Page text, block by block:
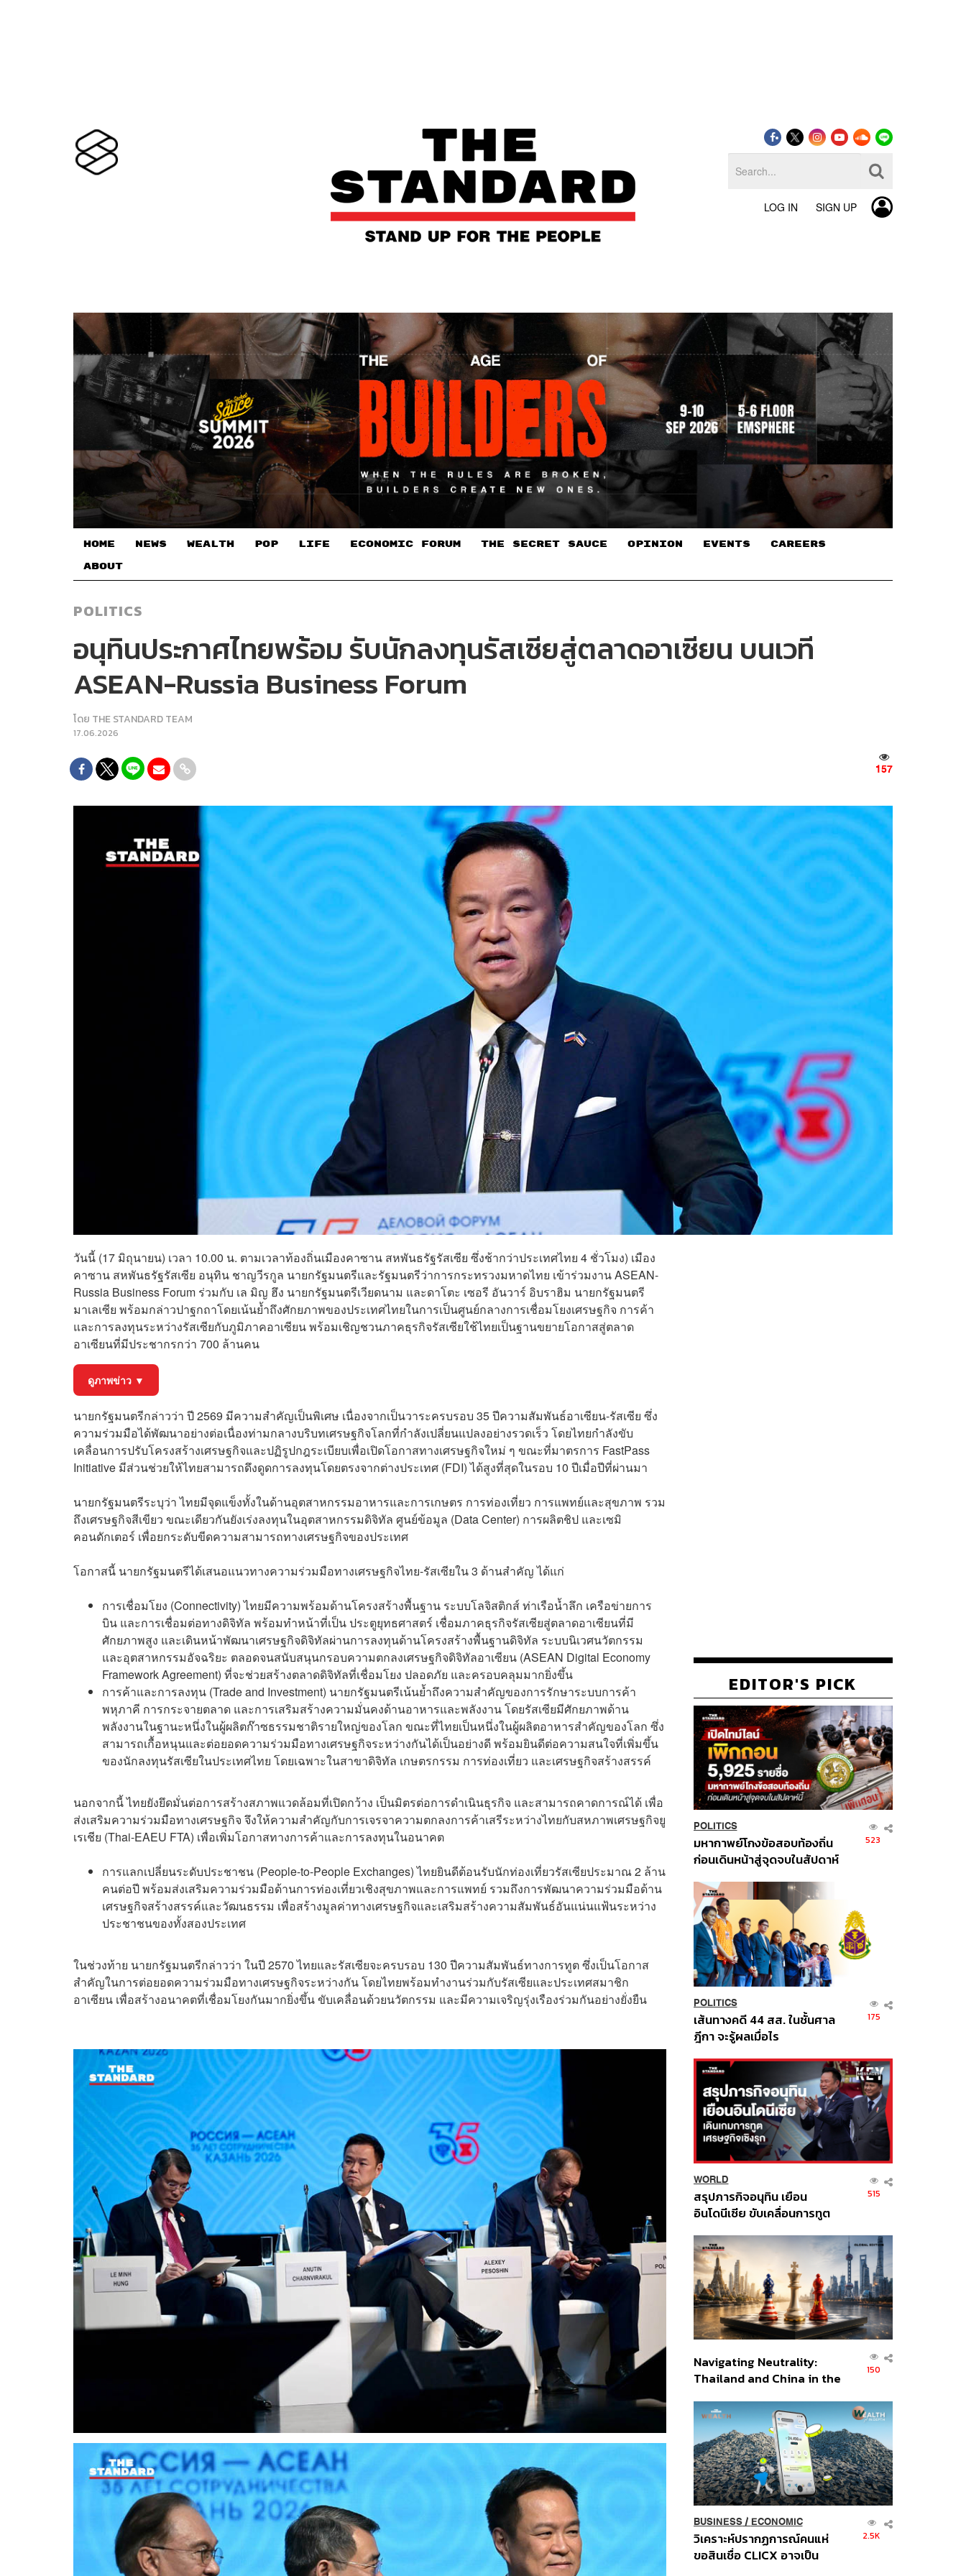
LOG IN SIGN UP
HOME NEWS WEALTH POP LIFE ECONOMIC FORUM THE SECRET SAUCE​ OPINION EVENTS CAREERS
ABOUT
POLITICS
อนุทินประกาศไทยพร้อม รับนักลงทุนรัสเซียสู่ตลาดอาเซียน บนเวที
ASEAN-Russia Business Forum
โดย THE STANDARD TEAM
17.06.2026
157
วันนี้ (17 มิถุนายน) เวลา 10.00 น. ตามเวลาท้องถิ่นเมืองคาซาน สหพันธรัฐรัสเซีย ซึ่งช้ากว่าประเทศไทย 4 ชั่วโมง) เมือง
คาซาน สหพันธรัฐรัสเซีย อนุทิน ชาญวีรกูล นายกรัฐมนตรีและรัฐมนตรีว่าการกระทรวงมหาดไทย เข้าร่วมงาน ASEAN-
Russia Business Forum ร่วมกับ เล มิญ ฮึง นายกรัฐมนตรีเวียดนาม และดาโตะ เซอรี อันวาร์ อิบราฮิม นายกรัฐมนตรี
มาเลเซีย พร้อมกล่าวปาฐกถาโดยเน้นย้ำถึงศักยภาพของประเทศไทยในการเป็นศูนย์กลางการเชื่อมโยงเศรษฐกิจ การค้า
และการลงทุนระหว่างรัสเซียกับภูมิภาคอาเซียน พร้อมเชิญชวนภาคธุรกิจรัสเซียใช้ไทยเป็นฐานขยายโอกาสสู่ตลาด
อาเซียนที่มีประชากรกว่า 700 ล้านคน
ดูภาพข่าว ▼
นายกรัฐมนตรีกล่าวว่า ปี 2569 มีความสำคัญเป็นพิเศษ เนื่องจากเป็นวาระครบรอบ 35 ปีความสัมพันธ์อาเซียน-รัสเซีย ซึ่ง
ความร่วมมือได้พัฒนาอย่างต่อเนื่องท่ามกลางบริบทเศรษฐกิจโลกที่กำลังเปลี่ยนแปลงอย่างรวดเร็ว โดยไทยกำลังขับ
เคลื่อนการปรับโครงสร้างเศรษฐกิจและปฏิรูปกฎระเบียบเพื่อเปิดโอกาสทางเศรษฐกิจใหม่ ๆ ขณะที่มาตรการ FastPass
Initiative มีส่วนช่วยให้ไทยสามารถดึงดูดการลงทุนโดยตรงจากต่างประเทศ (FDI) ได้สูงที่สุดในรอบ 10 ปีเมื่อปีที่ผ่านมา
นายกรัฐมนตรีระบุว่า ไทยมีจุดแข็งทั้งในด้านอุตสาหกรรมอาหารและการเกษตร การท่องเที่ยว การแพทย์และสุขภาพ รวม
ถึงเศรษฐกิจสีเขียว ขณะเดียวกันยังเร่งลงทุนในอุตสาหกรรมดิจิทัล ศูนย์ข้อมูล (Data Center) การผลิตชิป และเซมิ
คอนดักเตอร์ เพื่อยกระดับขีดความสามารถทางเศรษฐกิจของประเทศ
โอกาสนี้ นายกรัฐมนตรีได้เสนอแนวทางความร่วมมือทางเศรษฐกิจไทย-รัสเซียใน 3 ด้านสำคัญ ได้แก่
การเชื่อมโยง (Connectivity) ไทยมีความพร้อมด้านโครงสร้างพื้นฐาน ระบบโลจิสติกส์ ท่าเรือน้ำลึก เครือข่ายการ
บิน และการเชื่อมต่อทางดิจิทัล พร้อมทำหน้าที่เป็น ประตูยุทธศาสตร์ เชื่อมภาคธุรกิจรัสเซียสู่ตลาดอาเซียนที่มี
ศักยภาพสูง และเดินหน้าพัฒนาเศรษฐกิจดิจิทัลผ่านการลงทุนด้านโครงสร้างพื้นฐานดิจิทัล ระบบนิเวศนวัตกรรม
และอุตสาหกรรมอัจฉริยะ ตลอดจนสนับสนุนกรอบความตกลงเศรษฐกิจดิจิทัลอาเซียน (ASEAN Digital Economy
Framework Agreement) ที่จะช่วยสร้างตลาดดิจิทัลที่เชื่อมโยง ปลอดภัย และครอบคลุมมากยิ่งขึ้น
การค้าและการลงทุน (Trade and Investment) นายกรัฐมนตรีเน้นย้ำถึงความสำคัญของการรักษาระบบการค้า
พหุภาคี การกระจายตลาด และการเสริมสร้างความมั่นคงด้านอาหารและพลังงาน โดยรัสเซียมีศักยภาพด้าน
พลังงานในฐานะหนึ่งในผู้ผลิตก๊าซธรรมชาติรายใหญ่ของโลก ขณะที่ไทยเป็นหนึ่งในผู้ผลิตอาหารสำคัญของโลก ซึ่ง
สามารถเกื้อหนุนและต่อยอดความร่วมมือทางเศรษฐกิจระหว่างกันได้เป็นอย่างดี พร้อมยินดีต่อความสนใจที่เพิ่มขึ้น
ของนักลงทุนรัสเซียในประเทศไทย โดยเฉพาะในสาขาดิจิทัล เกษตรกรรม การท่องเที่ยว และเศรษฐกิจสร้างสรรค์
นอกจากนี้ ไทยยังยึดมั่นต่อการสร้างสภาพแวดล้อมที่เปิดกว้าง เป็นมิตรต่อการดำเนินธุรกิจ และสามารถคาดการณ์ได้ เพื่อ
ส่งเสริมความร่วมมือทางเศรษฐกิจ จึงให้ความสำคัญกับการเจรจาความตกลงการค้าเสรีระหว่างไทยกับสหภาพเศรษฐกิจยู
เรเชีย (Thai-EAEU FTA) เพื่อเพิ่มโอกาสทางการค้าและการลงทุนในอนาคต
การแลกเปลี่ยนระดับประชาชน (People-to-People Exchanges) ไทยยินดีต้อนรับนักท่องเที่ยวรัสเซียประมาณ 2 ล้าน
คนต่อปี พร้อมส่งเสริมความร่วมมือด้านการท่องเที่ยวเชิงสุขภาพและการแพทย์ รวมถึงการพัฒนาความร่วมมือด้าน
เศรษฐกิจสร้างสรรค์และวัฒนธรรม เพื่อสร้างมูลค่าทางเศรษฐกิจและเสริมสร้างความสัมพันธ์อันแน่นแฟ้นระหว่าง
ประชาชนของทั้งสองประเทศ
ในช่วงท้าย นายกรัฐมนตรีกล่าวว่า ในปี 2570 ไทยและรัสเซียจะครบรอบ 130 ปีความสัมพันธ์ทางการทูต ซึ่งเป็นโอกาส
สำคัญในการต่อยอดความร่วมมือทางเศรษฐกิจระหว่างกัน โดยไทยพร้อมทำงานร่วมกับรัสเซียและประเทศสมาชิก
อาเซียน เพื่อสร้างอนาคตที่เชื่อมโยงกันมากยิ่งขึ้น ขับเคลื่อนด้วยนวัตกรรม และมีความเจริญรุ่งเรืองร่วมกันอย่างยั่งยืน
EDITOR'S PICK
POLITICS
มหากาพย์โกงข้อสอบท้องถิ่น
ก่อนเดินหน้าสู่จุดจบในสัปดาห์
523
POLITICS
เส้นทางคดี 44 สส. ในชั้นศาล
ฎีกา จะรู้ผลเมื่อไร
175
WORLD
สรุปภารกิจอนุทิน เยือน
อินโดนีเซีย ขับเคลื่อนการทูต
ส่วนยุทธศาสตร์ไทย –
อินโดนีเซีย
515
Navigating Neutrality:
Thailand and China in the
Order
150
BUSINESS/ ECONOMIC
วิเคราะห์ปรากฏการณ์คนแห่
ขอสินเชื่อ CLICX อาจเป็น
2.5K